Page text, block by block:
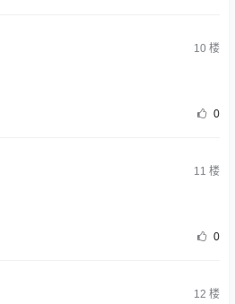
10楼
0
11 楼
0
12 楼